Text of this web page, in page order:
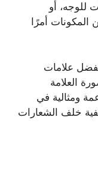
أو
المكونات أمرًا
علامات
العلامة
ومثالية في
خلف الشعارات